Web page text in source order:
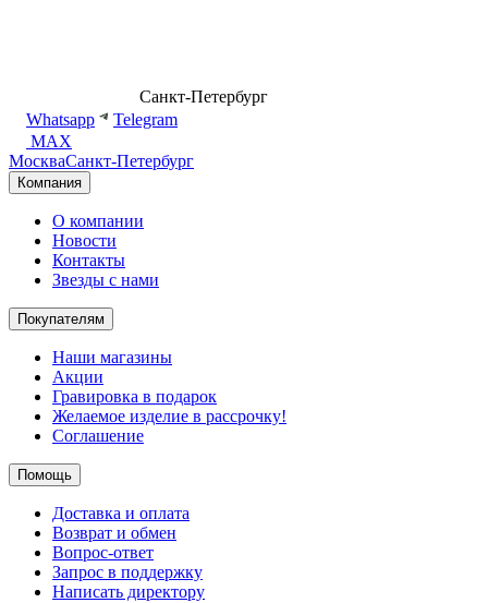
Санкт-Петербург
Whatsapp
Telegram
MAX
МоскваСанкт-Петербург
Компания
О компании
Новости
Контакты
Звезды с нами
Покупателям
Наши магазины
Акции
Гравировка в подарок
Желаемое изделие в рассрочку!
Соглашение
Помощь
Доставка и оплата
Возврат и обмен
Вопрос-ответ
Запрос в поддержку
Написать директору